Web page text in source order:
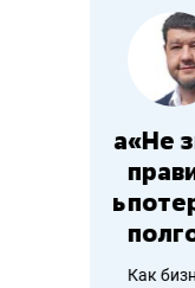
работа «Не
Как